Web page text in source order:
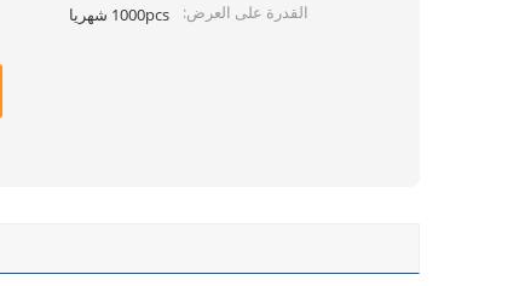
القدرة على العرض:
1000pcs شهريا